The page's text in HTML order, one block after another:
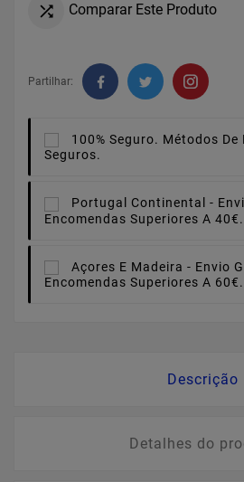
 Comparar Este Produto
Partilhar:
100% Seguro. Métodos De
Seguros.
Portugal Continental -
Encomendas Superiores A 40€.
Açores E Madeira - Envio
Encomendas Superiores A 60€.
Descrição
Detalhes do